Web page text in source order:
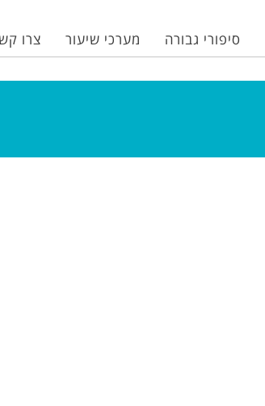
סיפורי גבורה מערכי שיעור צרו